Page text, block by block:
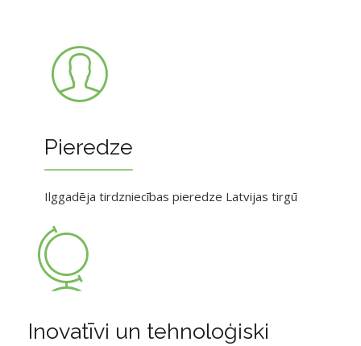
Pieredze
Ilggadēja tirdzniecības pieredze Latvijas tirgū
Inovatīvi un tehnoloģiski